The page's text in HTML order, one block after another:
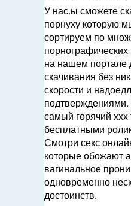
У нас.ы сможете
порнуху которую
сортируем по
порнографических
на нашем портале
скачивания без
скорости и
самый горячий
бесплатными
Смотри секс
которые обожают
вагинальное
одновременно
достоинств.